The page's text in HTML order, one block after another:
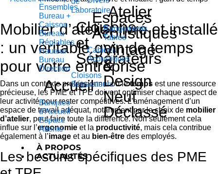
Ensembles
Bureau +
Caisson
Bureau
Réglables
Hauteur
Bureau
Direction
Accueil
Banques
d'Accueil
Espace
Attente
Laboratoire
Cloisons
et
Séparateurs
Cloisons
Séparateurs
Espaces
Acoustiques
Cabines
Acoustiques
Atelier
Rangements
Tables
Vintage
&
Design
Neuf
Déclassé
À PROPOS
ACTUALITÉS
Mobilier d’atelier livré et installé
: un véritable gain de temps
pour votre entreprise
Dans un contexte professionnel où letemps est une ressource
précieuse, les PME et TPE doivent optimiser chaque aspect de
leur activité pour rester compétitives. L’aménagement d’un
espace de travail adéquat, notamment par le choix de mobilier
d’atelier, peut faire toute la différence. Non seulement cela
influe sur l’ergonomie et la productivité, mais cela contribue
également à l’image et au bien-être des employés.
Les besoins spécifiques des PME